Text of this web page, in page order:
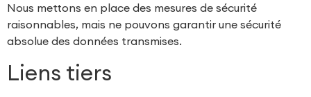
Nous mettons en place des mesures de sécurité
raisonnables, mais ne pouvons garantir une sécurité
absolue des données transmises.
Liens tiers